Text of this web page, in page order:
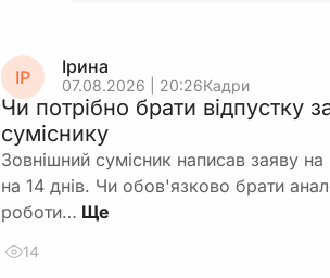
ІР Ірина
07.08.2026 | 20:26Кадри
Чи потрібно брати відпустку
суміснику
Зовнішний сумісник написав заяву
на 14 днів. Чи обов'язково брати
роботи…
14